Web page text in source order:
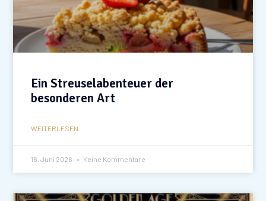
Ein Streuselabenteuer der
besonderen Art
WEITERLESEN...
16. Juni 2026 Keine Kommentare